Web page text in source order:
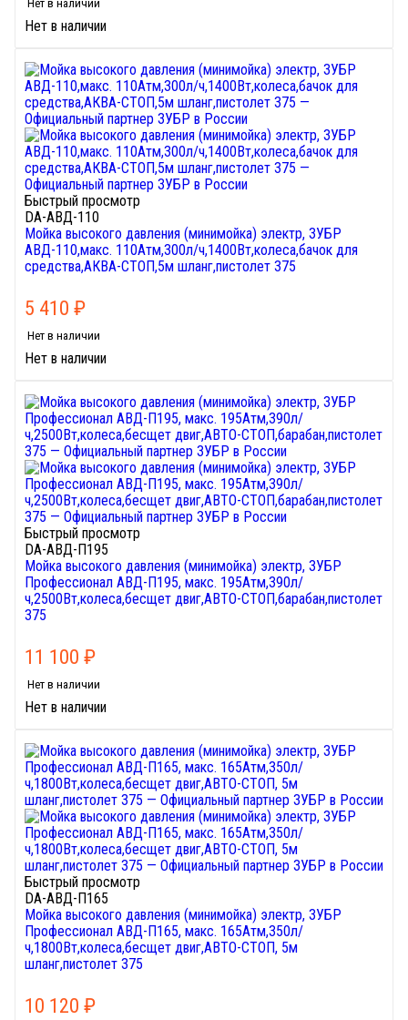
Нет в наличии
Нет в наличии
Быстрый просмотр
DA-АВД-110
Мойка высокого давления (минимойка) электр, ЗУБР
АВД-110,макс. 110Атм,300л/ч,1400Вт,колеса,бачок для
средства,АКВА-СТОП,5м шланг,пистолет 375
5 410 ₽
Нет в наличии
Нет в наличии
Быстрый просмотр
DA-АВД-П195
Мойка высокого давления (минимойка) электр, ЗУБР
Профессионал АВД-П195, макс. 195Атм,390л/
ч,2500Вт,колеса,бесщет двиг,АВТО-СТОП,барабан,пистолет
375
11 100 ₽
Нет в наличии
Нет в наличии
Быстрый просмотр
DA-АВД-П165
Мойка высокого давления (минимойка) электр, ЗУБР
Профессионал АВД-П165, макс. 165Атм,350л/
ч,1800Вт,колеса,бесщет двиг,АВТО-СТОП, 5м
шланг,пистолет 375
10 120 ₽